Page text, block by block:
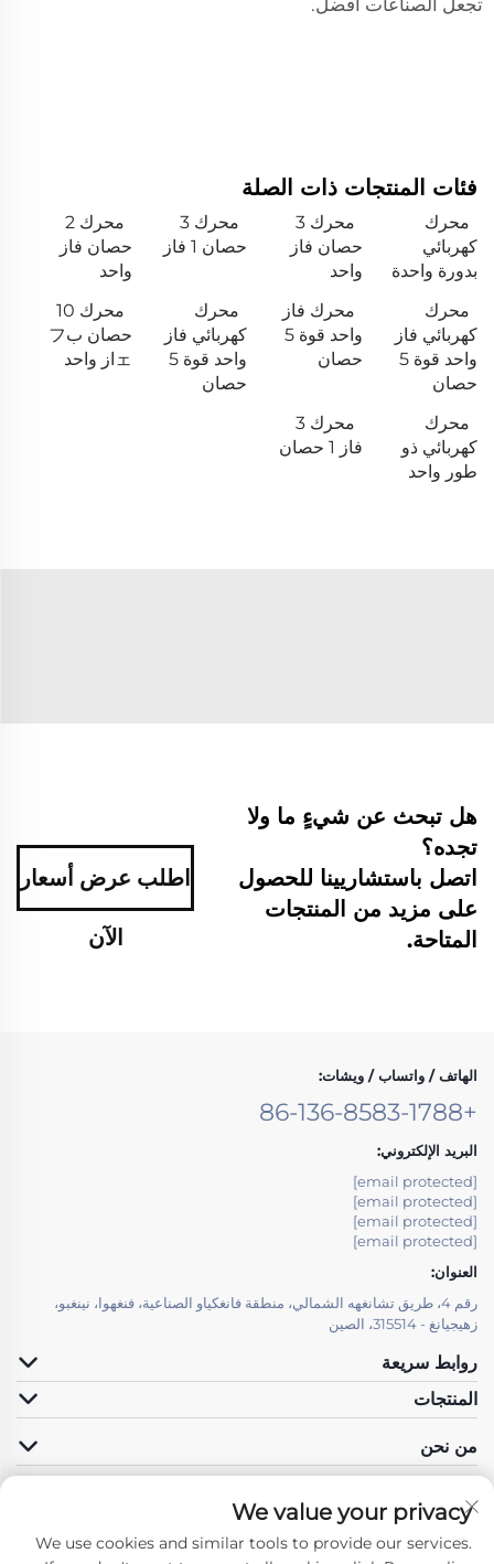
فئات المنتجات ذات الصلة
محرك
كهربائي
بدورة واحدة
محرك 3
حصان فاز
واحد
محرك 3
حصان 1 فاز
محرك 2
حصان فاز
واحد
محرك
كهربائي فاز
واحد قوة 5
حصان
محرك فاز
واحد قوة 5
حصان
محرك
كهربائي فاز
واحد قوة 5
حصان
محرك 10
حصان بフ
ェاز واحد
محرك
كهربائي ذو
طور واحد
محرك 3
فاز 1 حصان
هل تبحث عن شيءٍ ما ولا
تجده؟
اتصل باستشاريينا للحصول
على مزيد من المنتجات
المتاحة.
اطلب عرض أسعار
الآن
الهاتف / واتساب / ويشات:
+86-136-8583-1788
البريد الإلكتروني:
[email protected]
[email protected]
[email protected]
[email protected]
العنوان:
رقم 4، طريق تشانغهه الشمالي، منطقة فانغكياو الصناعية، فنغهوا، نينغبو،
زهيجيانغ - 315514، الصين
روابط سريعة
المنتجات
من نحن
We value your privacy
We use cookies and similar tools to provide our services.